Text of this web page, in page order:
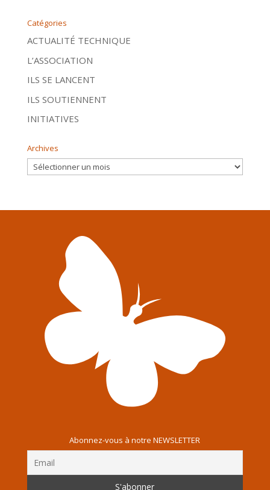
Catégories
ACTUALITÉ TECHNIQUE
L’ASSOCIATION
ILS SE LANCENT
ILS SOUTIENNENT
INITIATIVES
Archives
Archives
Abonnez-vous à notre NEWSLETTER